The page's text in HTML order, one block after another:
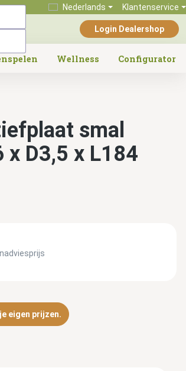
Nederlands Klantenservice
Login Dealershop
Wellness Configurator
smal
D3,5 x L184
eigen prijzen.